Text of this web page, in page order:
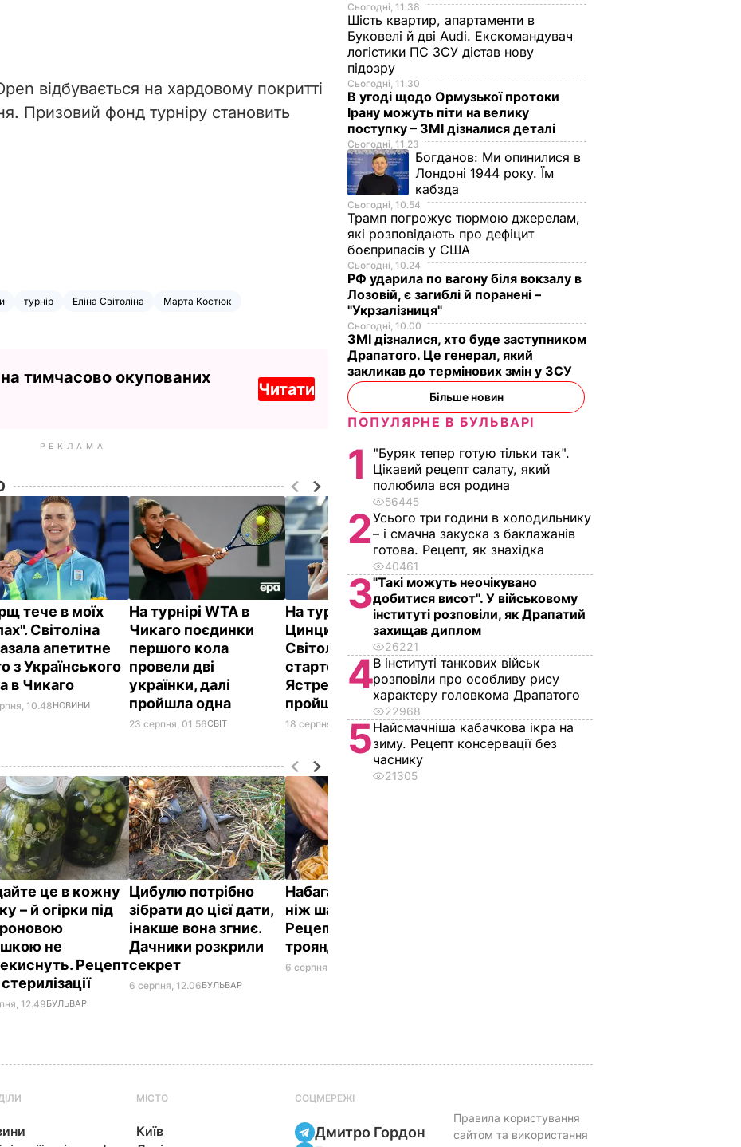
відбувається на хардовому покритті
Призовий фонд турніру становить
турнір Еліна Світоліна
Марта Костюк
тимчасово окупованих
Читати
РЕКЛАМА
тече в моїх
Світоліна
апетитне
з Українського
в Чикаго
10.48НОВИНИ
На турнірі WTA в
Чикаго поєдинки
першого кола
провели дві
українки, далі
пройшла одна
23 серпня, 01.56СВІТ
На турнірі WTA у
Цинциннаті
Світоліна програла
стартову гру,
Ястремська
пройшла далі
18 серпня, 23.15СПОРТ
це в кожну
– й огірки під
не
Рецепт
12.49БУЛЬВАР
Цибулю потрібно
зібрати до цієї дати,
інакше вона згниє.
Дачники розкрили
секрет
6 серпня, 12.06БУЛЬВАР
Набагато цікавіше,
ніж шарлотка.
Рецепт яблуневих
троянд
6 серпня, 11.36
Сьогодні, 11.38
Шість квартир, апартаменти в
Буковелі й дві Audi. Екскомандувач
логістики ПС ЗСУ дістав нову
підозру
Сьогодні, 11.30
В угоді щодо Ормузької протоки
Ірану можуть піти на велику
поступку – ЗМІ дізналися деталі
Сьогодні, 11.23
Богданов: Ми опинилися в
Лондоні 1944 року. Їм
кабзда
Сьогодні, 10.54
Трамп погрожує тюрмою джерелам,
які розповідають про дефіцит
боєприпасів у США
Сьогодні, 10.24
РФ ударила по вагону біля вокзалу в
Лозовій, є загиблі й поранені –
"Укрзалізниця"
Сьогодні, 10.00
ЗМІ дізналися, хто буде заступником
Драпатого. Це генерал, який
закликав до термінових змін у ЗСУ
Більше новин
ПОПУЛЯРНЕ В БУЛЬВАРІ
1
"Буряк тепер готую тільки так".
Цікавий рецепт салату, який
полюбила вся родина
56445
2Усього три години в холодильнику
– і смачна закуска з баклажанів
готова. Рецепт, як знахідка
40461
3"Такі можуть неочікувано
добитися висот". У військовому
інституті розповіли, як Драпатий
захищав диплом
26221
4В інституті танкових військ
розповіли про особливу рису
характеру головкома Драпатого
22968
5Найсмачніша кабачкова ікра на
зиму. Рецепт консервації без
часнику
21305
МІСТО
Київ
СОЦМЕРЕЖІ
Дмитро Гордон
Правила користування
сайтом та використання